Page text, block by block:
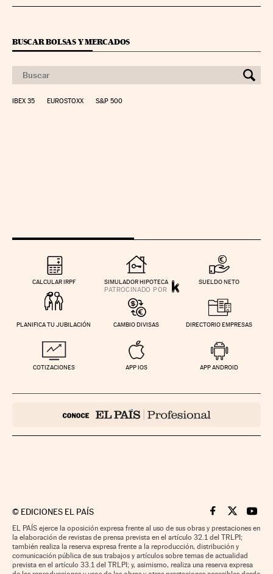
BUSCAR BOLSAS Y MERCADOS
IBEX 35 EUROSTOXX S&P 500
CALCULAR IRPF SIMULADOR HIPOTECA SUELDO NETO
PLANIFICA TU JUBILACIÓN CAMBIO DIVISAS DIRECTORIO EMPRESAS
COTIZACIONES APP IOS APP ANDROID
© EDICIONES EL PAÍS Cinco Días en
Cinco Días
Cinco
EL PAÍS ejerce la oposición expresa frente al uso de sus obras y prestaciones en
la elaboración de revistas de prensa prevista en el artículo 32.1 del TRLPI;
también realiza la reserva expresa frente a la reproducción, distribución y
comunicación pública de sus trabajos y artículos sobre temas de actualidad
prevista en el artículo 33.1 del TRLPI; y, asimismo, realiza una reserva expresa